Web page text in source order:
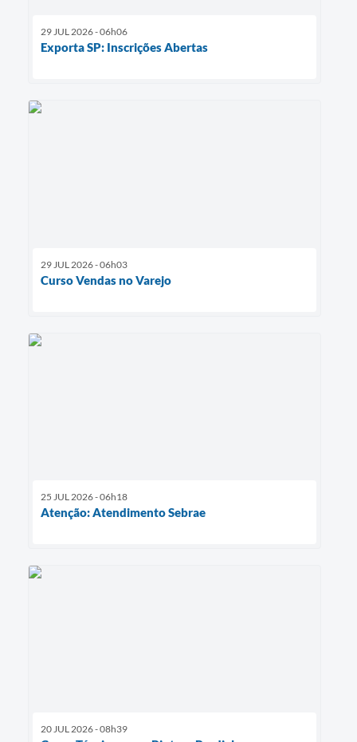
29 JUL 2026 - 06h06
Exporta SP: Inscrições Abertas
29 JUL 2026 - 06h03
Curso Vendas no Varejo
25 JUL 2026 - 06h18
Atenção: Atendimento Sebrae
20 JUL 2026 - 08h39